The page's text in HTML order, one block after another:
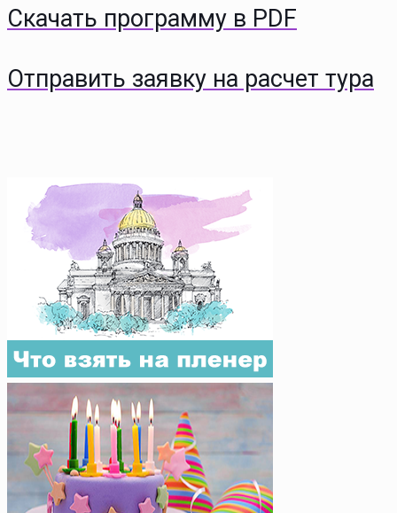
Скачать программу в PDF
Отправить заявку на расчет тура